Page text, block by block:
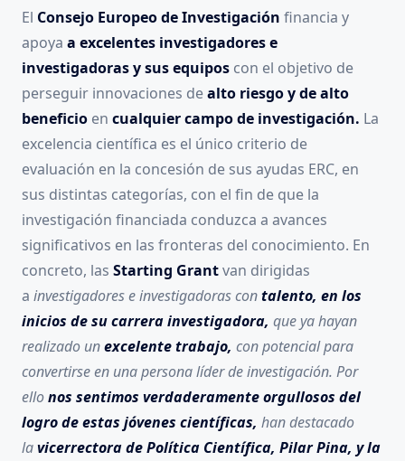
El Consejo Europeo de Investigación financia y
apoya a excelentes investigadores e
investigadoras y sus equipos con el objetivo de
perseguir innovaciones dealto riesgo y de alto
beneficio en cualquier campo de investigación. La
excelencia científica es el único criterio de
evaluación en la concesión de sus ayudas ERC, en
sus distintas categorías, con el fin de que la
investigación financiada conduzca a avances
significativos en las fronteras del conocimiento. En
concreto, las Starting Grantvan dirigidas
a investigadores e investigadoras contalento, en los
inicios de su carrera investigadora, que ya hayan
realizado unexcelente trabajo, con potencial para
convertirse en una persona líder de investigación. Por
ellonos sentimos verdaderamente orgullosos del
logro de estas jóvenes científicas, han destacado
lavicerrectora de Política Científica, Pilar Pina, y la